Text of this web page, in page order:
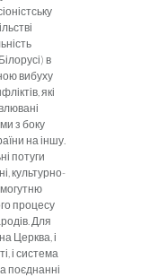
в
вибуху
які
з боку
на іншу.
потуги
культурно-
могутню
процесу
Для
Церква, і
і система
поєднанні